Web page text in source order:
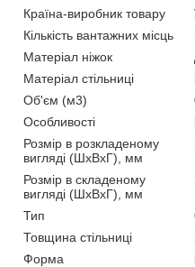
Країна-виробник товару
Кількість вантажних місць
Матеріал ніжок
Матеріал стільниці
Об'єм (м3)
Особливості
Розмір в розкладеному
вигляді (ШxВxГ), мм
Розмір в складеному
вигляді (ШxВxГ), мм
Тип
Товщина стільниці
Форма